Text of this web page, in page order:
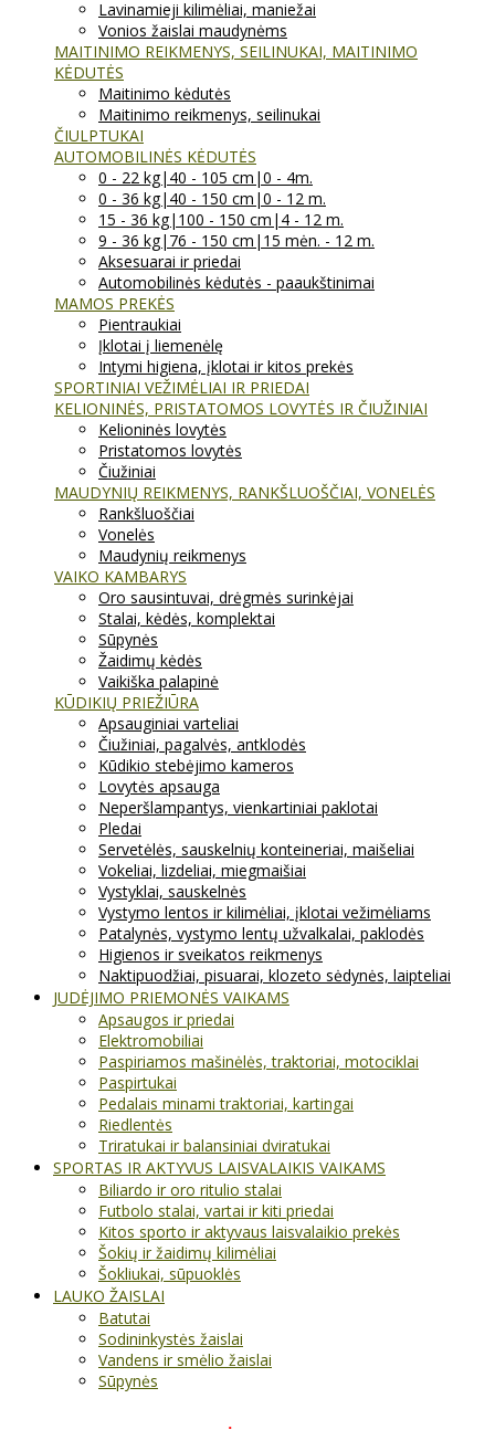
Lavinamieji kilimėliai, maniežai
Vonios žaislai maudynėms
MAITINIMO REIKMENYS, SEILINUKAI, MAITINIMO
KĖDUTĖS
Maitinimo kėdutės
Maitinimo reikmenys, seilinukai
ČIULPTUKAI
AUTOMOBILINĖS KĖDUTĖS
0 - 22 kg|40 - 105 cm|0 - 4m.
0 - 36 kg|40 - 150 cm|0 - 12 m.
15 - 36 kg|100 - 150 cm|4 - 12 m.
9 - 36 kg|76 - 150 cm|15 mėn. - 12 m.
Aksesuarai ir priedai
Automobilinės kėdutės - paaukštinimai
MAMOS PREKĖS
Pientraukiai
Įklotai į liemenėlę
Intymi higiena, įklotai ir kitos prekės
SPORTINIAI VEŽIMĖLIAI IR PRIEDAI
KELIONINĖS, PRISTATOMOS LOVYTĖS IR ČIUŽINIAI
Kelioninės lovytės
Pristatomos lovytės
Čiužiniai
MAUDYNIŲ REIKMENYS, RANKŠLUOŠČIAI, VONELĖS
Rankšluoščiai
Vonelės
Maudynių reikmenys
VAIKO KAMBARYS
Oro sausintuvai, drėgmės surinkėjai
Stalai, kėdės, komplektai
Sūpynės
Žaidimų kėdės
Vaikiška palapinė
KŪDIKIŲ PRIEŽIŪRA
Apsauginiai varteliai
Čiužiniai, pagalvės, antklodės
Kūdikio stebėjimo kameros
Lovytės apsauga
Neperšlampantys, vienkartiniai paklotai
Pledai
Servetėlės, sauskelnių konteineriai, maišeliai
Vokeliai, lizdeliai, miegmaišiai
Vystyklai, sauskelnės
Vystymo lentos ir kilimėliai, įklotai vežimėliams
Patalynės, vystymo lentų užvalkalai, paklodės
Higienos ir sveikatos reikmenys
Naktipuodžiai, pisuarai, klozeto sėdynės, laipteliai
JUDĖJIMO PRIEMONĖS VAIKAMS
Apsaugos ir priedai
Elektromobiliai
Paspiriamos mašinėlės, traktoriai, motociklai
Paspirtukai
Pedalais minami traktoriai, kartingai
Riedlentės
Triratukai ir balansiniai dviratukai
SPORTAS IR AKTYVUS LAISVALAIKIS VAIKAMS
Biliardo ir oro ritulio stalai
Futbolo stalai, vartai ir kiti priedai
Kitos sporto ir aktyvaus laisvalaikio prekės
Šokių ir žaidimų kilimėliai
Šokliukai, sūpuoklės
LAUKO ŽAISLAI
Batutai
Sodininkystės žaislai
Vandens ir smėlio žaislai
Sūpynės